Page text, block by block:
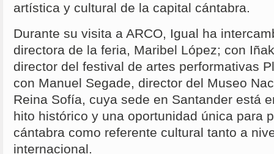
artística y cultural de la capital cántabra.
Durante su visita a ARCO, Igual ha
directora de la feria, Maribel López; con
director del festival de artes performativas
con Manuel Segade, director del Museo
Reina Sofía, cuya sede en Santander está
hito histórico y una oportunidad única para
cántabra como referente cultural tanto a
internacional.